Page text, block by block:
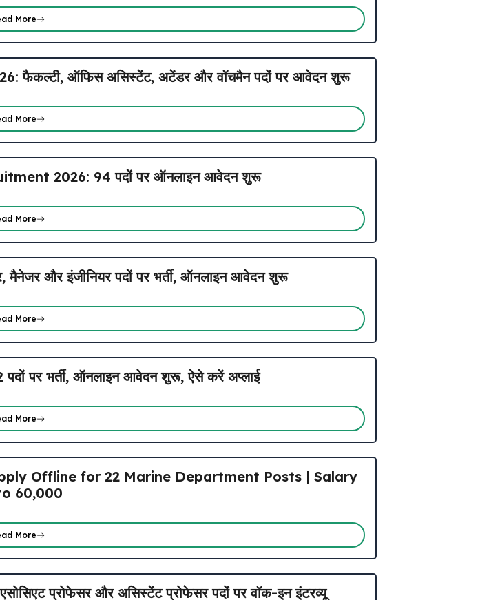
More
ऑफिस असिस्टेंट, अटेंडर और वॉचमैन पदों पर आवेदन शुरू
More
2026: 94 पदों पर ऑनलाइन आवेदन शुरू
More
और इंजीनियर पदों पर भर्ती, ऑनलाइन आवेदन शुरू
More
पर भर्ती, ऑनलाइन आवेदन शुरू, ऐसे करें अप्लाई
More
Offline for 22 Marine Department Posts | Salary
₹60,000
More
प्रोफेसर और असिस्टेंट प्रोफेसर पदों पर वॉक-इन इंटरव्यू